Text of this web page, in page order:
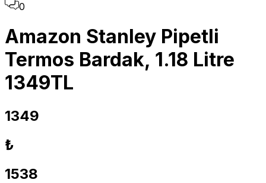
0
Amazon Stanley Pipetli
Termos Bardak, 1.18 Litre
1349TL
1349
₺
1538